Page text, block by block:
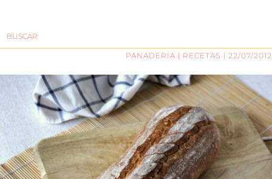
PANADERÍA | RECETAS | 22/07/2012